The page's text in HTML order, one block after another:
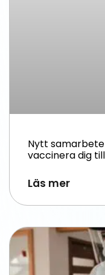
Nytt samarbete
vaccinera dig
Läs mer